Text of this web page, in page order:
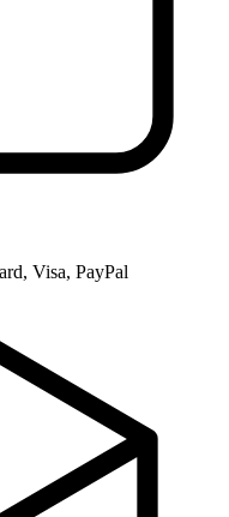
Visa, PayPal